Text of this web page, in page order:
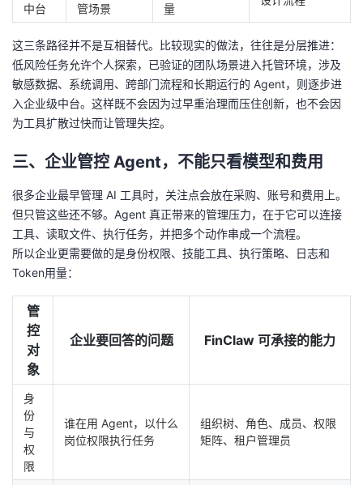
中台
管场景
量
这三条路径并不是互相替代。比较现实的做法，往往是分层推进：
低风险任务允许个人探索，已验证的团队场景进入托管环境，涉及
敏感数据、系统调用、跨部门流程和长期运行的 Agent，则逐步进
入企业级中台。这样既不会因为过早重治理而压住创新，也不会因
为工具扩散过快而让管理失控。
三、企业管控 Agent，不能只看模型和费用
很多企业最早管理 AI 工具时，关注点会放在采购、账号和费用上。
但只管这些还不够。Agent 真正带来的管理压力，在于它可以连接
工具、读取文件、执行任务，并把多个动作串成一个流程。
所以企业更需要做的是身份权限、技能工具、执行策略、日志和
Token用量：
管
控
对
象
企业要回答的问题 FinClaw 可承接的能力
身
份
与
权
限
谁在用 Agent，以什么
岗位权限执行任务
组织树、角色、成员、权限
矩阵、租户管理员